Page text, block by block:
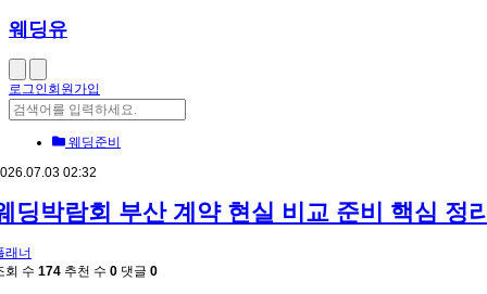
웨딩유
로그인회원가입
웨딩준비
02:32
딩박람회 부산 계약 현실 비교 준비 핵심 정
래너
회 수 174 추천 수 0 댓글 0